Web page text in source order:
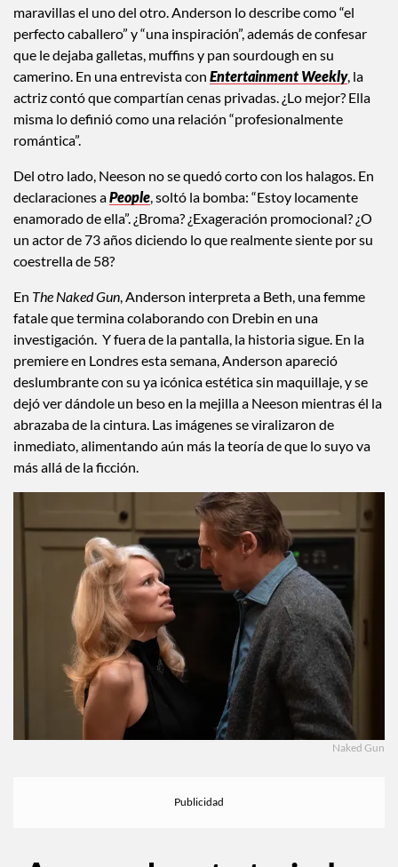
maravillas el uno del otro. Anderson lo describe como “el
perfecto caballero” y “una inspiración”, además de confesar
que le dejaba galletas, muffins y pan sourdough en su
camerino. En una entrevista con Entertainment Weekly, la
actriz contó que compartían cenas privadas. ¿Lo mejor? Ella
misma lo definió como una relación “profesionalmente
romántica”.
Del otro lado, Neeson no se quedó corto con los halagos. En
declaraciones aPeople, soltó la bomba: “Estoy locamente
enamorado de ella”. ¿Broma? ¿Exageración promocional? ¿O
un actor de 73 años diciendo lo que realmente siente por su
coestrella de 58?
En The Naked Gun, Anderson interpreta a Beth, una femme
fatale que termina colaborando con Drebin en una
investigación. Y fuera de la pantalla, la historia sigue. En la
premiere en Londres esta semana, Anderson apareció
deslumbrante con su ya icónica estética sin maquillaje, y se
dejó ver dándole un beso en la mejilla a Neeson mientras él la
abrazaba de la cintura. Las imágenes se viralizaron de
inmediato, alimentando aún más la teoría de que lo suyo va
más allá de la ficción.
Naked Gun